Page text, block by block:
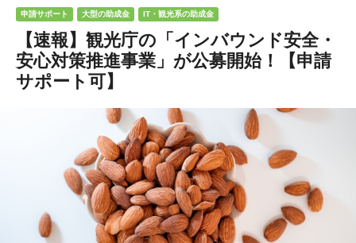
申請サポート 大型の助成金 IT・観光系の助成金
【速報】観光庁の「インバウンド安全・
安心対策推進事業」が公募開始！【申請
サポート可】